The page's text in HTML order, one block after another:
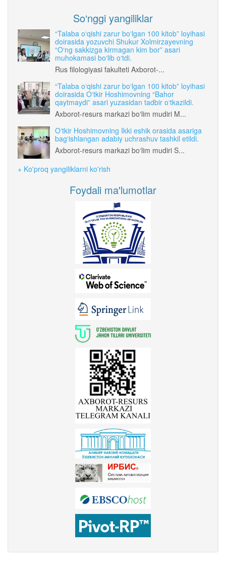
So‘nggi yangiliklar
“Talaba o‘qishi zarur bo‘lgan 100 kitob” loyihasi
doirasida yozuvchi Shukur Xolmirzayevning
“O‘ng sakkizga kirmagan kim bor” asari
muhokamasi bo‘lib o‘tdi.
Rus filologiyasi fakulteti Axborot-...
“Talaba o‘qishi zarur bo‘lgan 100 kitob” loyihasi
doirasida O‘tkir Hoshimovning “Bahor
qaytmaydi” asari yuzasidan tadbir o‘tkazildi.
Axborot-resurs markazi bo‘lim mudiri M...
O‘tkir Hoshimovning Ikki eshik orasida asariga
bag‘ishlangan adabiy uchrashuv tashkil etildi.
Axborot-resurs markazi bo‘lim mudiri S...
+ Ko'proq yangiliklarni ko'rish
Foydali ma'lumotlar